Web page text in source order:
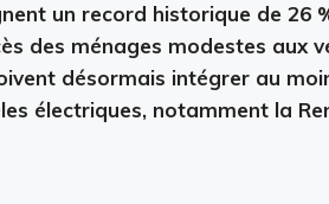
un record historique de 26
des ménages modestes aux
désormais intégrer au
électriques, notamment la